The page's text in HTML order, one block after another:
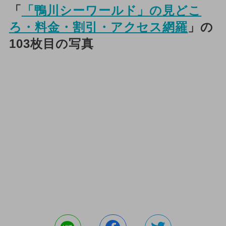
「
「鴨川シーワールド」の見どこ
ろ・料金・割引・アクセス網羅 」の
103枚目の写真